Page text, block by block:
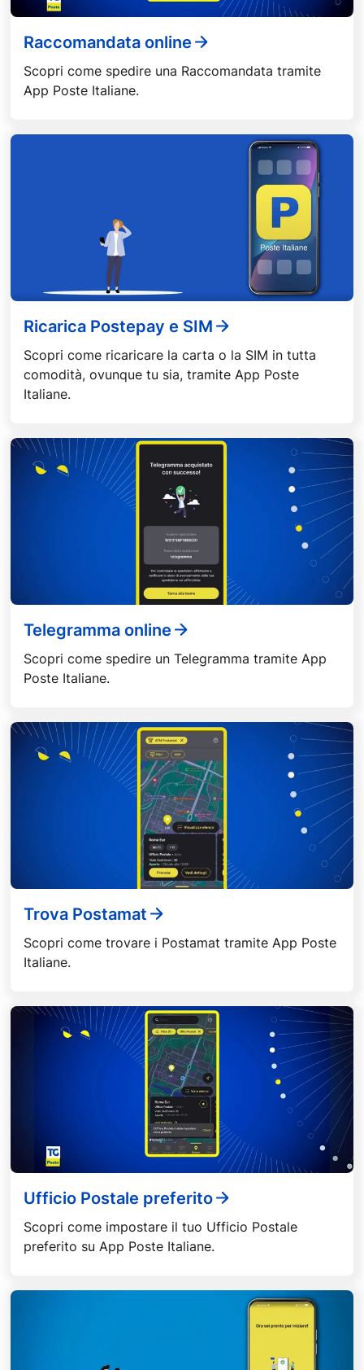
Raccomandata online
Scopri come spedire una Raccomandata tramite
App Poste Italiane.
Ricarica Postepay e SIM
Scopri come ricaricare la carta o la SIM in tutta
comodità, ovunque tu sia, tramite App Poste
Italiane.
Telegramma online
Scopri come spedire un Telegramma tramite App
Poste Italiane.
Trova Postamat
Scopri come trovare i Postamat tramite App Poste
Italiane.
Ufficio Postale preferito
Scopri come impostare il tuo Ufficio Postale
preferito su App Poste Italiane.